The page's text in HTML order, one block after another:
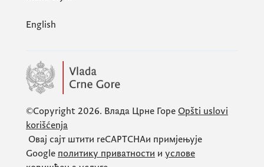
English
©Copyright 2026. Влада Црне Горе Opšti uslovi
korišćenja
Овај сајт штити reCAPTCHAи примјењује
Google политику приватности и услове